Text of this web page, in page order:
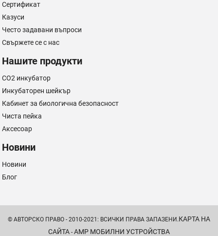
Сертификат
Казуси
Често задавани въпроси
Свържете се с нас
Нашите продукти
CO2 инкубатор
Инкубаторен шейкър
Кабинет за биологична безопасност
Чиста пейка
Аксесоар
Новини
Новини
Блог
© АВТОРСКО ПРАВО - 2010-2021: ВСИЧКИ ПРАВА ЗАПАЗЕНИ.КАРТА НА
САЙТА - AMP МОБИЛНИ УСТРОЙСТВА